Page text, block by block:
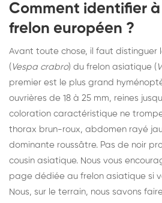
Comment identifier
frelon européen ?
Avant toute chose, il faut distinguer
( Vespa crabro) du frelon asiatique (
premier est le plus grand
ouvrières de 18 à 25 mm, reines
coloration caractéristique ne
thorax brun-roux, abdomen rayé
dominante roussâtre. Pas de noir
cousin asiatique. Nous vous
page dédiée au frelon asiatique si
Nous, sur le terrain, nous savons